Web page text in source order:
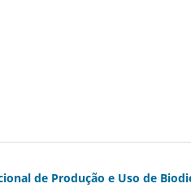
de Produção e Uso de